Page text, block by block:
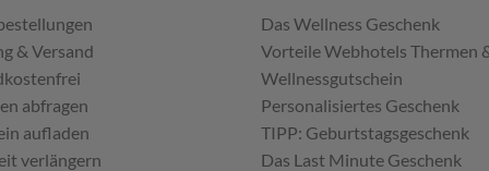
& Versand
abfragen
aufladen
verlängern
Das Wellness Geschenk
Vorteile Webhotels Thermen
Wellnessgutschein
Personalisiertes Geschenk
TIPP: Geburtstagsgeschenk
Das Last Minute Geschenk